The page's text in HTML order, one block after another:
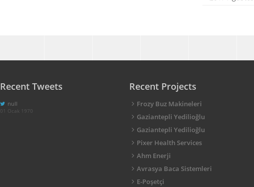
Recent Tweets
null
01 Ocak 1970
Recent Projects
Frozy Buz Makineleri
Gaziantepli Yedilioğlu
Gaziantepli Yedilioğlu
Pixer Health Services
Ahm Enerji
Avrasya Baca Sistemleri
E-Poşetçi